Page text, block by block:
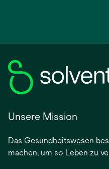
Unsere Mission
Das Gesundheitswesen
machen, um so Leben zu